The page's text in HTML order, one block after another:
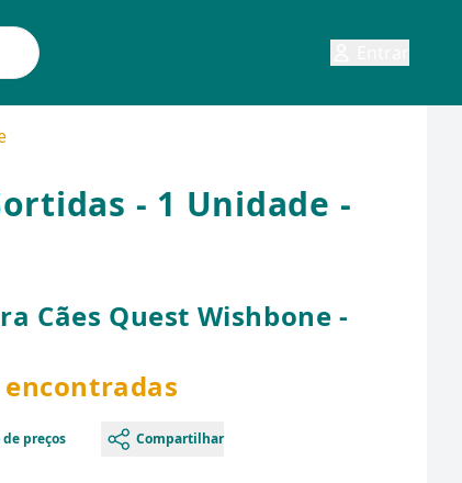
- 1 Unidade -
Cães Quest Wishbone -
preços Compartilhar